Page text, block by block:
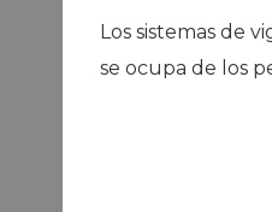
Los sistemas de
se ocupa de los